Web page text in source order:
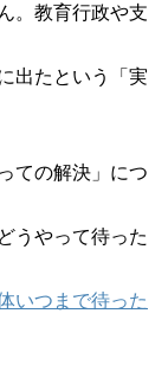
。教育行政や支
出たという「実
ての解決」につ
うやって待った
いつまで待った